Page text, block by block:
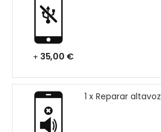
+ 35,00 €
1 x Reparar altavoz